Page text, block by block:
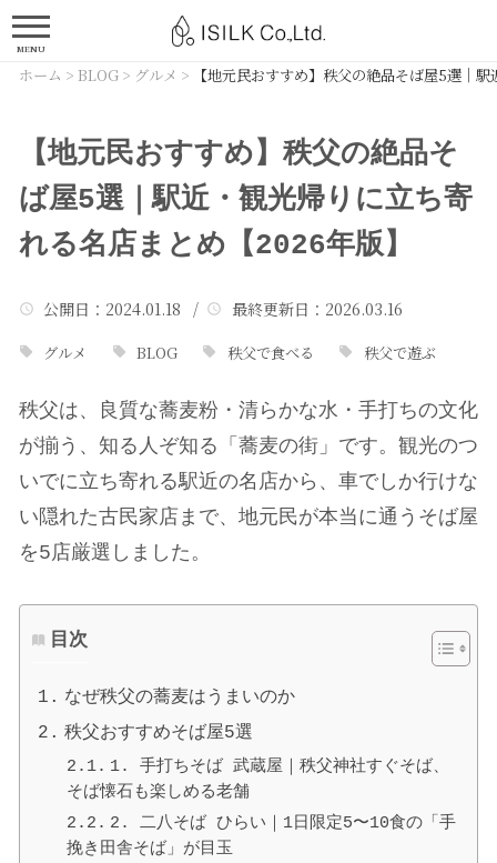
MENU
ホーム > BLOG> グルメ > 【地元民おすすめ】秩父の絶品そば屋5選｜
【地元民おすすめ】秩父の絶品そ
ば屋5選｜駅近・観光帰りに立ち寄
れる名店まとめ【2026年版】
公開日 ：2024.01.18 / 最終更新日 ：2026.03.16
グルメ BLOG 秩父で食べる 秩父で遊ぶ
秩父は、良質な蕎麦粉・清らかな水・手打ちの文化
が揃う、知る人ぞ知る「蕎麦の街」です。観光のつ
いでに立ち寄れる駅近の名店から、車でしか行けな
い隠れた古民家店まで、地元民が本当に通うそば屋
を5店厳選しました。
目次
なぜ秩父の蕎麦はうまいのか
秩父おすすめそば屋5選
1. 手打ちそば 武蔵屋｜秩父神社すぐそば、
そば懐石も楽しめる老舗
2. 二八そば ひらい｜1日限定5〜10食の「手
挽き田舎そば」が目玉